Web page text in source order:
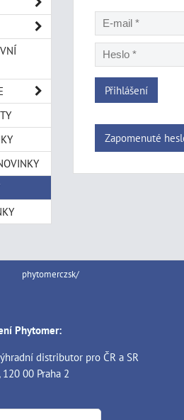
Přihlášení
Zapomenuté
phytomerczsk/
Phytomer:
distributor pro ČR a SR
00 Praha 2